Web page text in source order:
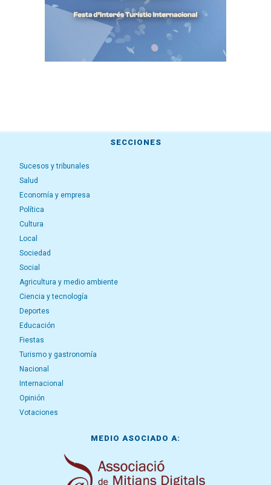
SECCIONES
Sucesos y tribunales
Salud
Economía y empresa
Política
Cultura
Local
Sociedad
Social
Agricultura y medio ambiente
Ciencia y tecnología
Deportes
Educación
Fiestas
Turismo y gastronomía
Nacional
Internacional
Opinión
Votaciones
MEDIO ASOCIADO A: